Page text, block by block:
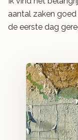
aantal zaken
de eerste dag